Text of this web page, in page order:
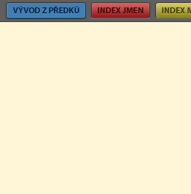
Vývod z předků Index jmen Index míst